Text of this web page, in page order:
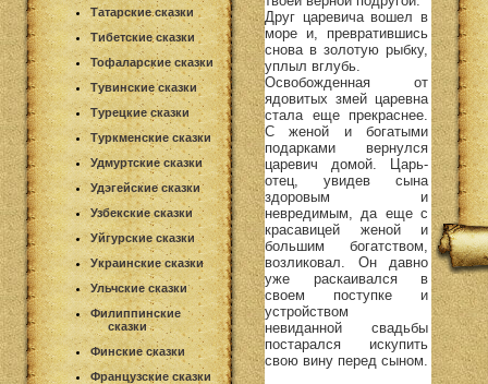
Татарские сказки
Тибетские сказки
Тофаларские сказки
Тувинские сказки
Турецкие сказки
Туркменские сказки
Удмуртские сказки
Удэгейские сказки
Узбекские сказки
Уйгурские сказки
Украинские сказки
Ульчские сказки
Филиппинские
сказки
Финские сказки
Французские сказки
Друг царевича вошел в
море и, превратившись
снова в золотую рыбку,
уплыл вглубь.
Освобожденная от
ядовитых змей царевна
стала еще прекраснее.
С женой и богатыми
подарками вернулся
царевич домой. Царь-
отец, увидев сына
здоровым и
невредимым, да еще с
красавицей женой и
большим богатством,
возликовал. Он давно
уже раскаивался в
своем поступке и
устройством
невиданной свадьбы
постарался искупить
свою вину перед сыном.